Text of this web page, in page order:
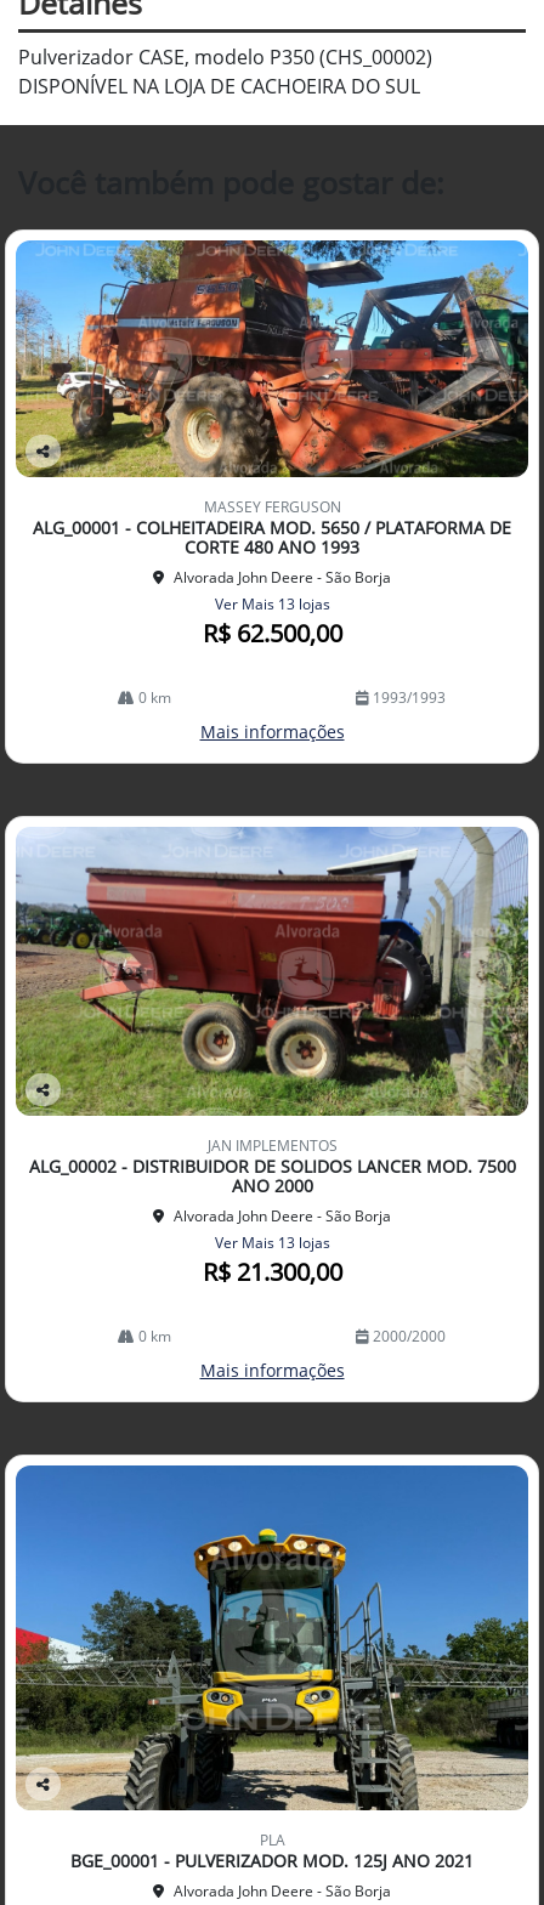
Pulverizador CASE, modelo P350 (CHS_00002)
DISPONÍVEL NA LOJA DE CACHOEIRA DO SUL
Co
arti
lhe
MASSEY FERGUSON
ALG_00001 - COLHEITADEIRA MOD. 5650 / PLATAFORMA DE
CORTE 480 ANO 1993
Alvorada John Deere - São Borja
Ver Mais 13 lojas
R$ 62.500,00
0 km 1993/1993
Mais informações
Co
arti
lhe
JAN IMPLEMENTOS
ALG_00002 - DISTRIBUIDOR DE SOLIDOS LANCER MOD. 7500
ANO 2000
Alvorada John Deere - São Borja
Ver Mais 13 lojas
R$ 21.300,00
0 km 2000/2000
Mais informações
Co
PLA
BGE_00001 - PULVERIZADOR MOD. 125J ANO 2021
Alvorada John Deere - São Borja